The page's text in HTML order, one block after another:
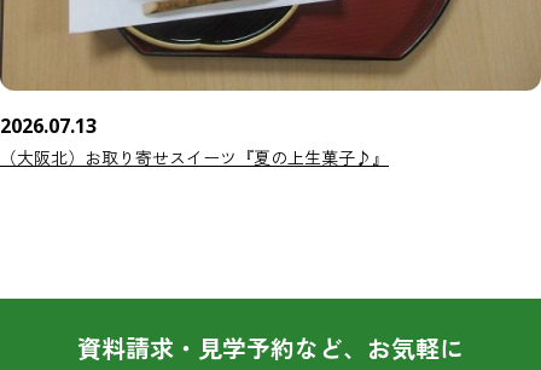
2026.07.13
（大阪北）お取り寄せスイーツ『夏の上生菓子♪』
資料請求・見学予約など、お気軽に